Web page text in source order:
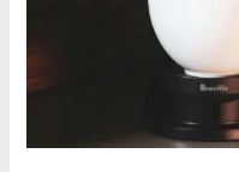
em
(Comparativo